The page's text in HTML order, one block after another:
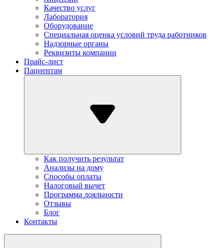
Качество услуг
Лаборатория
Оборудование
Специальная оценка условий труда работников
Надзорные органы
Реквизиты компании
Прайс-лист
Пациентам
Как получить результат
Анализы на дому
Способы оплаты
Налоговый вычет
Программа лояльности
Отзывы
Блог
Контакты